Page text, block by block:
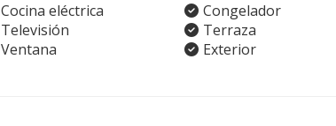
Cocina eléctrica
Congelador
Televisión
Terraza
Ventana
Exterior